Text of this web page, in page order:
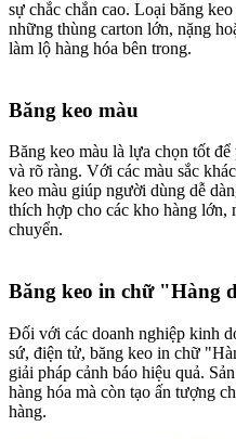
sự chắc chắn cao. Loại băng
những thùng carton lớn, nặng
làm lộ hàng hóa bên trong.
Băng keo màu​
Băng keo màu là lựa chọn tốt
và rõ ràng. Với các màu sắc
keo màu giúp người dùng dễ
thích hợp cho các kho hàng lớn,
chuyển.
Băng keo in chữ "Hàng
Đối với các doanh nghiệp kinh
sứ, điện tử, băng keo in chữ
giải pháp cảnh báo hiệu quả.
hàng hóa mà còn tạo ấn tượng
hàng.